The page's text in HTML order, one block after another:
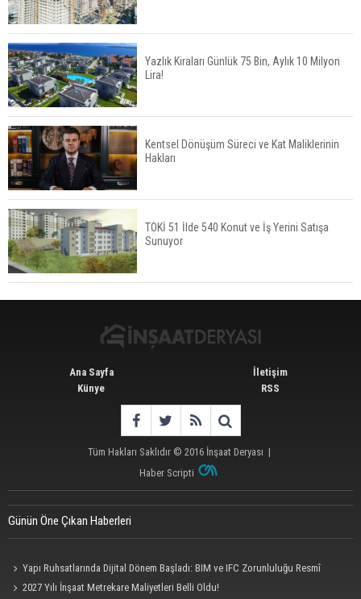
ABD'de İnşaat Harcamaları Geriledi
Tercih Döneminde Barınma Telaşı Başladı
Aileden Miras Kalan Ev Nasıl Satılır?
İstanbul'da 15 Bin Kiralık Sosyal Konut Eylülde
Kiraya Verilecek
Yazlık Kiraları Günlük 75 Bin, Aylık 10 Milyon
Lira!
Kentsel Dönüşüm Süreci ve Kat Maliklerinin
Hakları
TOKİ 51 İlde 540 Konut ve İş Yerini Satışa
Sunuyor
Ana Sayfa
Künye
İletişim
RSS
Tüm Hakları Saklıdır © 2016 İnşaat Deryası |
Haber Scripti
Günün Öne Çıkan Haberleri
Yapı Ruhsatlarında Dijital Dönem Başladı: BIM ve IFC Zorunluluğu Resmî
Gazete'de
2027 Yılı İnşaat Metrekare Maliyetleri Belli Oldu!